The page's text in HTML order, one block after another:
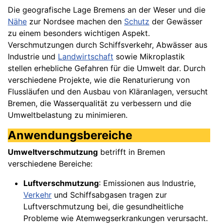
Die geografische Lage Bremens an der Weser und die
Nähe zur Nordsee machen den Schutz der Gewässer
zu einem besonders wichtigen Aspekt.
Verschmutzungen durch Schiffsverkehr, Abwässer aus
Industrie und Landwirtschaft sowie Mikroplastik
stellen erhebliche Gefahren für die Umwelt dar. Durch
verschiedene Projekte, wie die Renaturierung von
Flussläufen und den Ausbau von Kläranlagen, versucht
Bremen, die Wasserqualität zu verbessern und die
Umweltbelastung zu minimieren.
Anwendungsbereiche
Umweltverschmutzung betrifft in Bremen
verschiedene Bereiche:
Luftverschmutzung: Emissionen aus Industrie,
Verkehr und Schiffsabgasen tragen zur
Luftverschmutzung bei, die gesundheitliche
Probleme wie Atemwegserkrankungen verursacht.